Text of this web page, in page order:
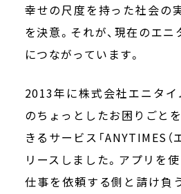
幸せの尺度を持った社会の
を決意。それが、現在のエ
につながっています。
2013年に株式会社エニタイ
のちょっとしたお困りごと
きるサービス「ANYTIMES（
リースしました。アプリを
仕事を依頼する側と請け負